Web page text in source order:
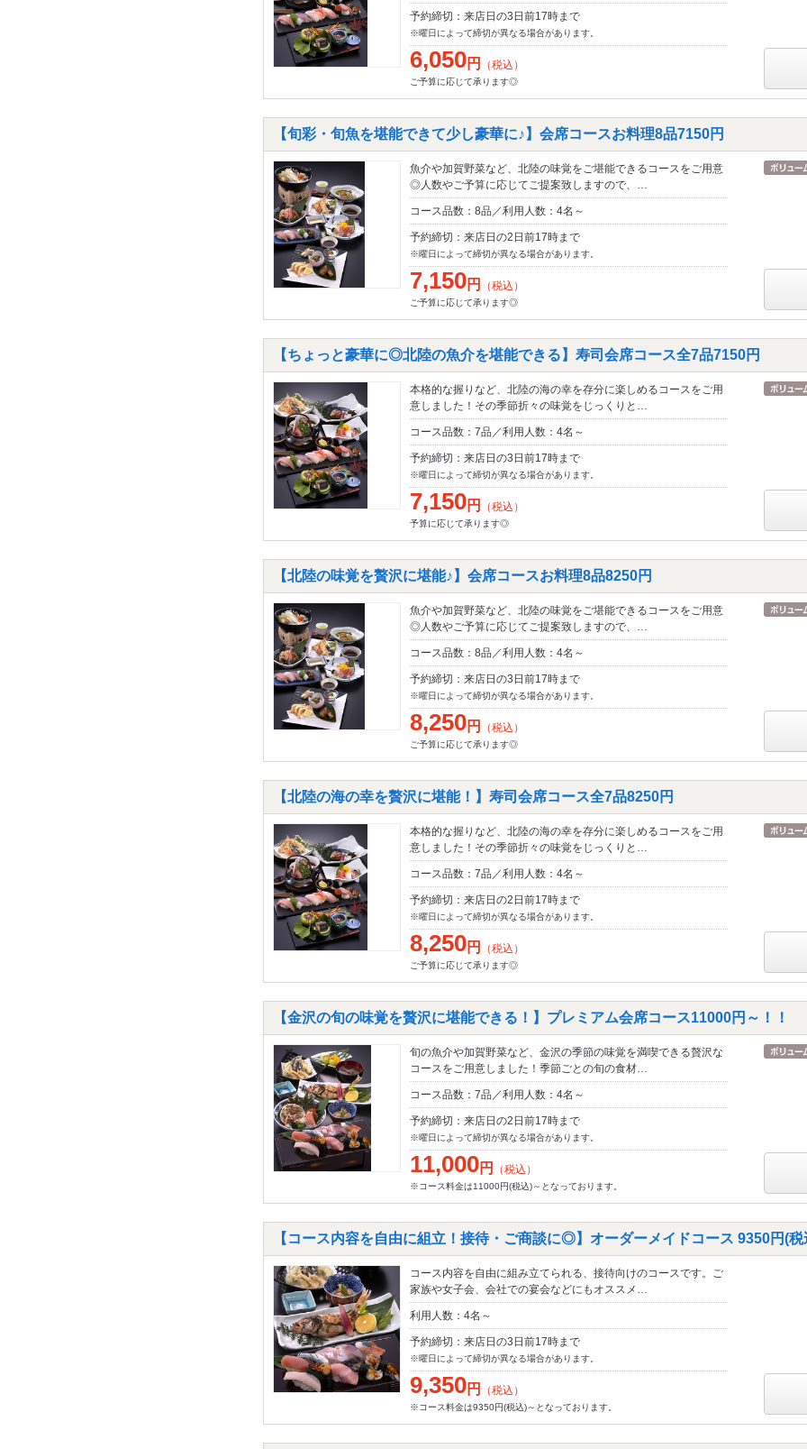
予約締切：来店日の3日前17時まで
※曜日によって締切が異なる場合があります。
6,050円 （税込）
ご予算に応じて承ります◎
【旬彩・旬魚を堪能できて少し豪華に♪】会席コースお料理8品7150円
魚介や加賀野菜など、北陸の味覚をご堪能できるコースをご用意
◎人数やご予算に応じてご提案致しますので、…
コース品数：8品／利用人数：4名～
予約締切：来店日の2日前17時まで
※曜日によって締切が異なる場合があります。
7,150円 （税込）
ご予算に応じて承ります◎
【ちょっと豪華に◎北陸の魚介を堪能できる】寿司会席コース全7品7150円
本格的な握りなど、北陸の海の幸を存分に楽しめるコースをご用
意しました！その季節折々の味覚をじっくりと…
コース品数：7品／利用人数：4名～
予約締切：来店日の3日前17時まで
※曜日によって締切が異なる場合があります。
7,150円 （税込）
予算に応じて承ります◎
【北陸の味覚を贅沢に堪能♪】会席コースお料理8品8250円
魚介や加賀野菜など、北陸の味覚をご堪能できるコースをご用意
◎人数やご予算に応じてご提案致しますので、…
コース品数：8品／利用人数：4名～
予約締切：来店日の3日前17時まで
※曜日によって締切が異なる場合があります。
8,250円 （税込）
ご予算に応じて承ります◎
【北陸の海の幸を贅沢に堪能！】寿司会席コース全7品8250円
本格的な握りなど、北陸の海の幸を存分に楽しめるコースをご用
意しました！その季節折々の味覚をじっくりと…
コース品数：7品／利用人数：4名～
予約締切：来店日の2日前17時まで
※曜日によって締切が異なる場合があります。
8,250円 （税込）
ご予算に応じて承ります◎
【金沢の旬の味覚を贅沢に堪能できる！】プレミアム会席コース11000円～！！
旬の魚介や加賀野菜など、金沢の季節の味覚を満喫できる贅沢な
コースをご用意しました！季節ごとの旬の食材…
コース品数：7品／利用人数：4名～
予約締切：来店日の2日前17時まで
※曜日によって締切が異なる場合があります。
11,000円 （税込）
※コース料金は11000円(税込)～となっております。
【コース内容を自由に組立！接待・ご商談に◎】オーダーメイドコース 9350円(税
コース内容を自由に組み立てられる、接待向けのコースです。ご
家族や女子会、会社での宴会などにもオススメ…
利用人数：4名～
予約締切：来店日の3日前17時まで
※曜日によって締切が異なる場合があります。
9,350円 （税込）
※コース料金は9350円(税込)～となっております。